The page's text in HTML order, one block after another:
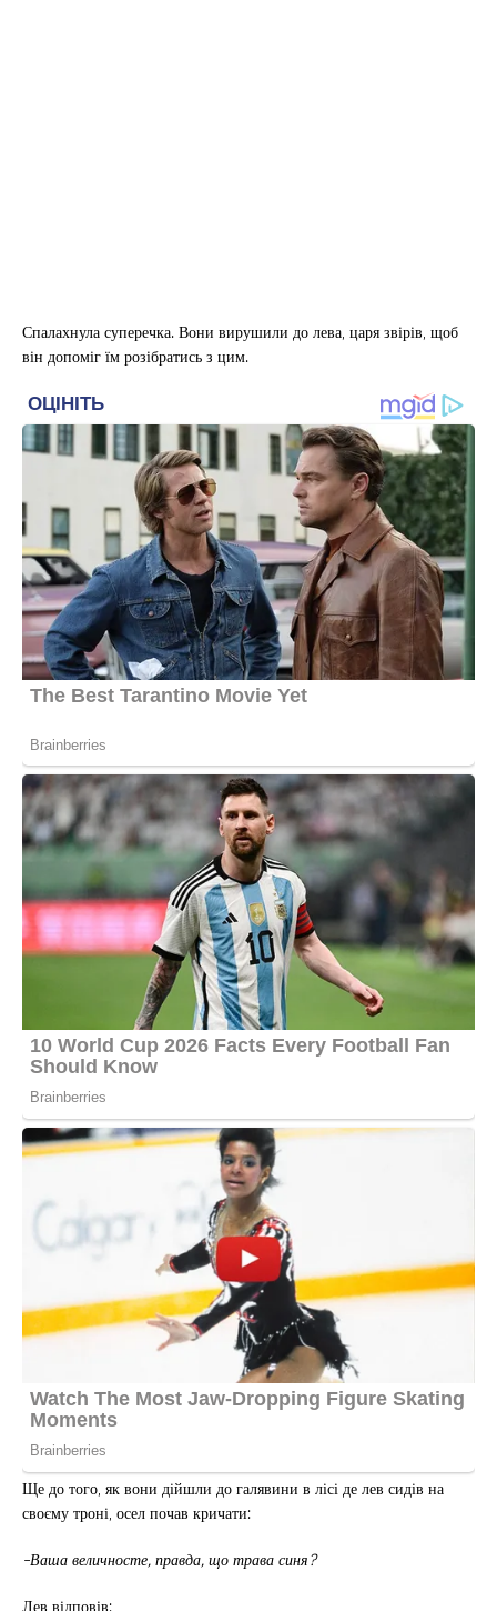
Спалахнула суперечка. Вони вирушили до лева, царя звірів, щоб
він допоміг їм розібратись з цим.
Ще до того, як вони дійшли до галявини в лісі де лев сидів на
своєму троні, осел почав кричати:
-Ваша величносте, правда, що трава синя?